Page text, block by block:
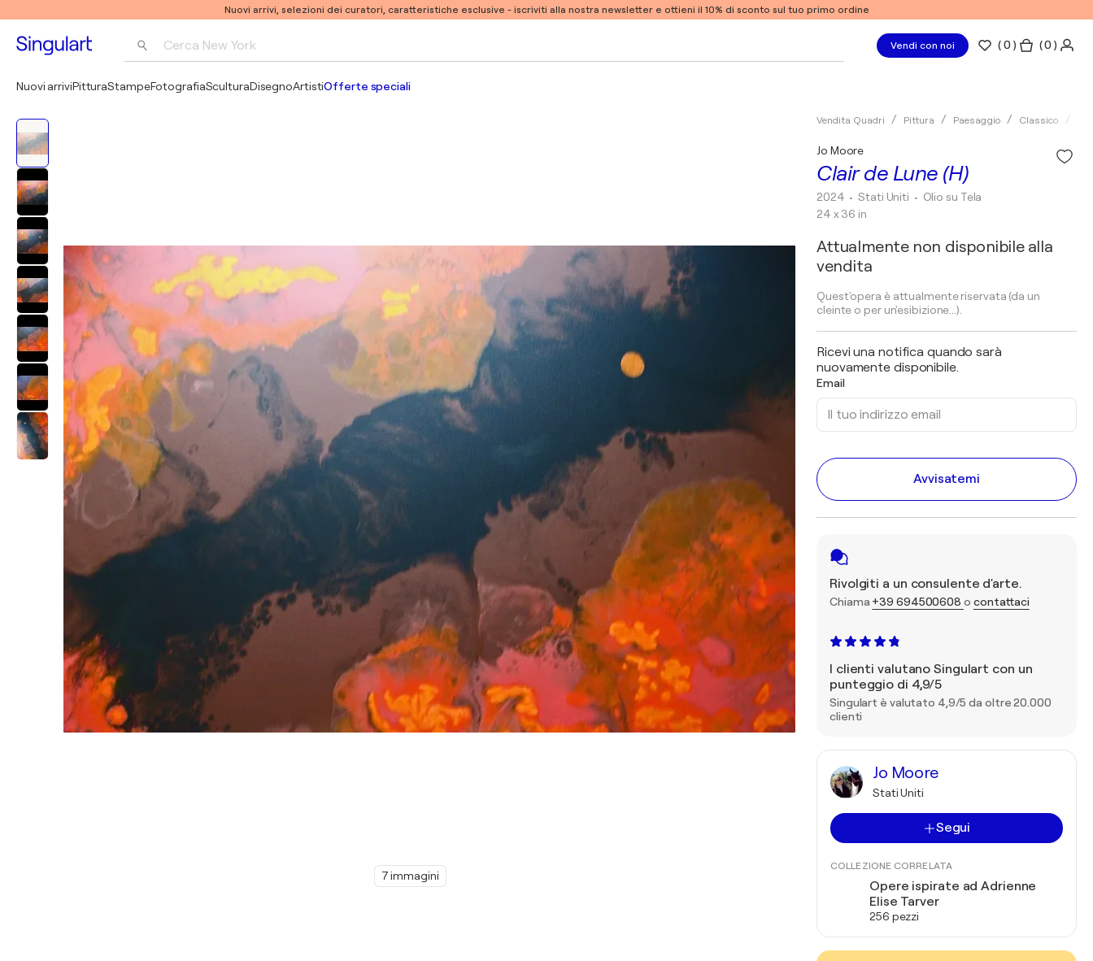
Nuovi arrivi, selezioni dei curatori, caratteristiche esclusive - iscriviti alla nostra newsletter e ottieni il 10% di sconto sul tuo primo ordine
Cerca New York Vendi con noi (0 ) ( 0 )
Nuovi arriviPitturaStampeFotografiaSculturaDisegnoArtistiOfferte speciali
7 immagini
Vendita Quadri Pittura Paesaggio Classico
Clair de Lune (H)
Jo Moore
2024 • Stati Uniti • Olio su Tela
24 x 36 in
Attualmente non disponibile alla
vendita
Quest'opera è attualmente riservata (da un
cleinte o per un'esibizione...).
Ricevi una notifica quando sarà
nuovamente disponibile.
Email
Avvisatemi
Rivolgiti a un consulente d'arte.
Chiama +39 694500608 o contattaci
I clienti valutano Singulart con un
punteggio di 4,9/5
Singulart è valutato 4,9/5 da oltre 20.000
clienti
Jo Moore
Stati Uniti
Segui
COLLEZIONE CORRELATA
Opere ispirate ad Adrienne
Elise Tarver
256 pezzi